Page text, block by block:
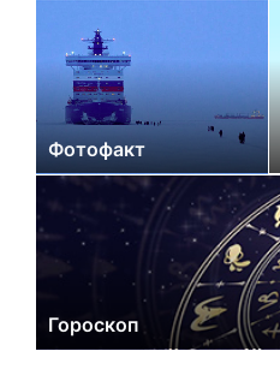
Фотофакт
Гороскоп